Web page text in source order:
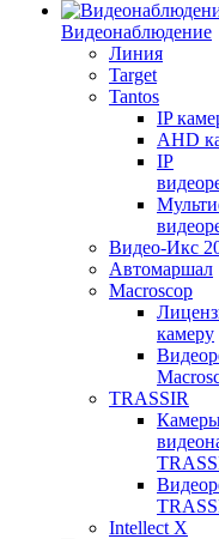
Видеонаблюдение
Линия
Target
Tantos
IP
AHD
IP
Видео-Икс
Автомаршал
Macroscop
камеру
TRASSIR
Intellect X